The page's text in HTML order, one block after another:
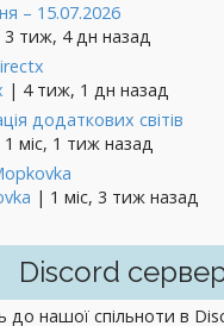
– 15.07.2026
3 тиж, 4 дн назад
| 4 тиж, 1 дн назад
додаткових світів
міс, 1 тиж назад
| 1 міс, 3 тиж назад
Discord
до нашої спільноти в